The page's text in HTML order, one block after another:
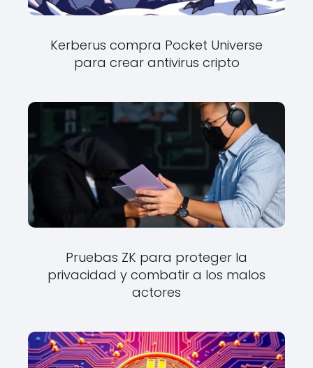
Kerberus compra Pocket Universe
para crear antivirus cripto
Pruebas ZK para proteger la
privacidad y combatir a los malos
actores